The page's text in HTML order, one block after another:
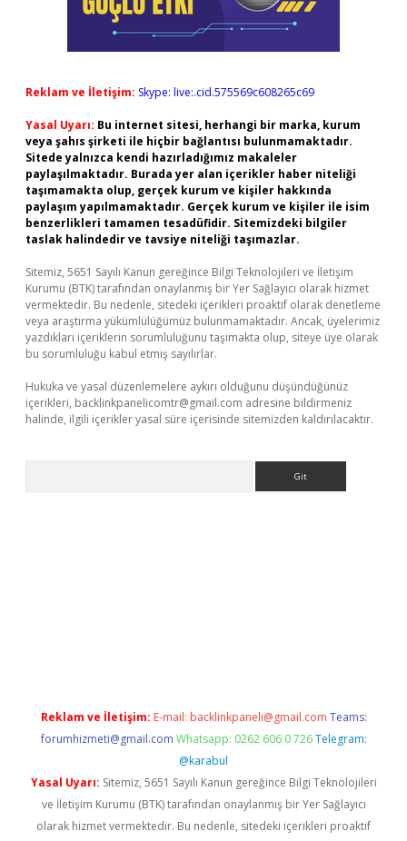
Reklam ve İletişim: Skype: live:.cid.575569c608265c69
Yasal Uyarı: Bu internet sitesi, herhangi bir marka, kurum
veya şahıs şirketi ile hiçbir bağlantısı bulunmamaktadır.
Sitede yalnızca kendi hazırladığımız makaleler
paylaşılmaktadır. Burada yer alan içerikler haber niteliği
taşımamakta olup, gerçek kurum ve kişiler hakkında
paylaşım yapılmamaktadır. Gerçek kurum ve kişiler ile isim
benzerlikleri tamamen tesadüfidir. Sitemizdeki bilgiler
taslak halindedir ve tavsiye niteliği taşımazlar.
Sitemiz, 5651 Sayılı Kanun gereğince Bilgi Teknolojileri ve İletişim
Kurumu (BTK) tarafından onaylanmış bir Yer Sağlayıcı olarak hizmet
vermektedir. Bu nedenle, sitedeki içerikleri proaktif olarak denetleme
veya araştırma yükümlülüğümüz bulunmamaktadır. Ancak, üyelerimiz
yazdıkları içeriklerin sorumluluğunu taşımakta olup, siteye üye olarak
bu sorumluluğu kabul etmiş sayılırlar.
Hukuka ve yasal düzenlemelere aykırı olduğunu düşündüğünüz
içerikleri, backlinkpanelicomtr@gmail.com adresine bildirmeniz
halinde, ilgili içerikler yasal süre içerisinde sitemizden kaldırılacaktır.
Reklam ve İletişim: E-mail: backlinkpaneli@gmail.com Teams:
forumhizmeti@gmail.com Whatsapp: 0262 606 0 726 Telegram:
@karabul
Yasal Uyarı: Sitemiz, 5651 Sayılı Kanun gereğince Bilgi Teknolojileri
ve İletişim Kurumu (BTK) tarafından onaylanmış bir Yer Sağlayıcı
olarak hizmet vermektedir. Bu nedenle, sitedeki içerikleri proaktif